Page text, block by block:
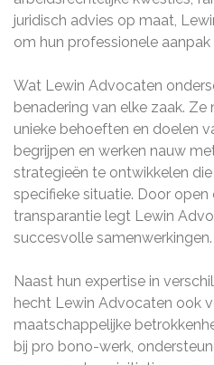
juridisch advies op maat,
om hun professionele
Wat Lewin Advocaten
benadering van elke zaak.
unieke behoeften en doelen
begrijpen en werken nauw
strategieën te ontwikkelen
specifieke situatie. Door
transparantie legt Lewin
succesvolle samenwerkingen.
Naast hun expertise in
hecht Lewin Advocaten ook
maatschappelijke
bij pro bono-werk,